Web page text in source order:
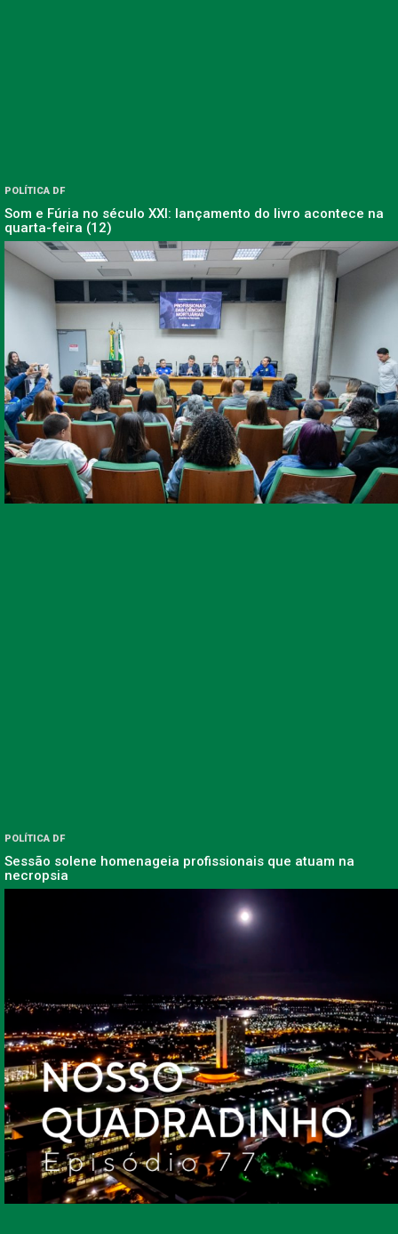
POLÍTICA DF
Som e Fúria no século XXI: lançamento do livro acontece na
quarta-feira (12)
POLÍTICA DF
Sessão solene homenageia profissionais que atuam na
necropsia